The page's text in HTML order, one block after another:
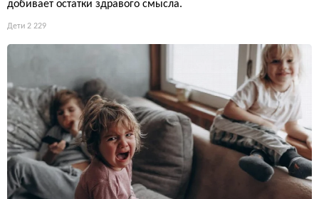
добивает остатки здравого смысла.
Дети 2 229